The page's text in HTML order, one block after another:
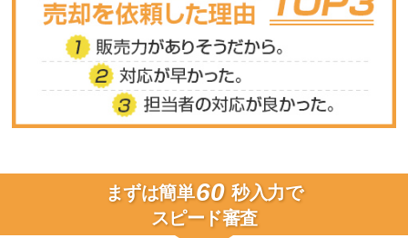
まずは簡単60 秒入力で
スピード審査